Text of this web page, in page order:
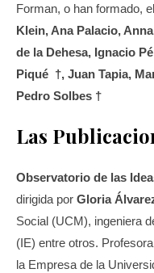
Forman, o han formado,
Klein, Ana Palacio,
de la Dehesa, Ignacio
Piqué †, Juan Tapia,
Pedro Solbes †
Las
Observatorio de las
dirigida por Gloria
Social (UCM), ingeniera
(IE) entre otros.
la Empresa de la